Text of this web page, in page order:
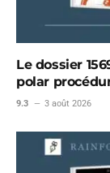
Le dossier
polar
9.3 3 août 2026